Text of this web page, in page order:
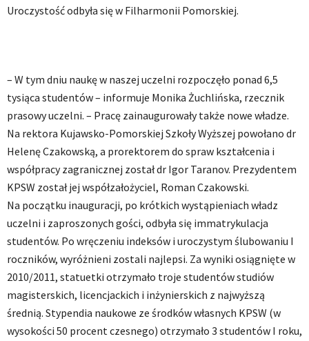
Uroczystość odbyła się w Filharmonii Pomorskiej.
– W tym dniu naukę w naszej uczelni rozpoczęło ponad 6,5
tysiąca studentów – informuje Monika Żuchlińska, rzecznik
prasowy uczelni. – Pracę zainaugurowały także nowe władze.
Na rektora Kujawsko-Pomorskiej Szkoły Wyższej powołano dr
Helenę Czakowską, a prorektorem do spraw kształcenia i
współpracy zagranicznej został dr Igor Taranov. Prezydentem
KPSW został jej współzałożyciel, Roman Czakowski.
Na początku inauguracji, po krótkich wystąpieniach władz
uczelni i zaproszonych gości, odbyła się immatrykulacja
studentów. Po wręczeniu indeksów i uroczystym ślubowaniu I
roczników, wyróżnieni zostali najlepsi. Za wyniki osiągnięte w
2010/2011, statuetki otrzymało troje studentów studiów
magisterskich, licencjackich i inżynierskich z najwyższą
średnią. Stypendia naukowe ze środków własnych KPSW (w
wysokości 50 procent czesnego) otrzymało 3 studentów I roku,